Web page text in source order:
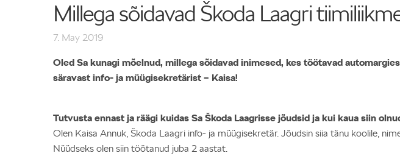
Millega sõidavad Škoda Laagri
7. May 2019
Oled Sa kunagi mõelnud, millega sõidavad inimesed, kes töötavad
säravast info- ja müügisekretärist – Kaisa!
Tutvusta ennast ja räägi kuidas Sa Škoda Laagrisse jõudsid ja kui kaua siin
Olen Kaisa Annuk, Škoda Laagri info- ja müügisekretär. Jõudsin siia tänu koolile,
Nüüdseks olen siin töötanud juba 2 aastat.